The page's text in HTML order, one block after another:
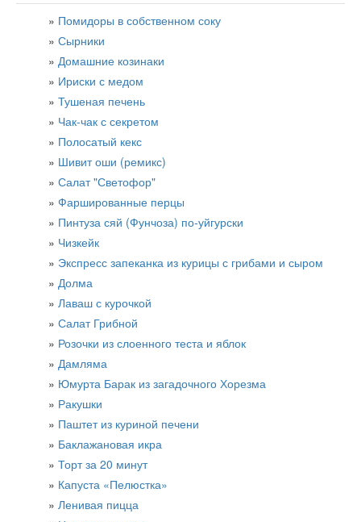
Помидоры в собственном соку
Сырники
Домашние козинаки
Ириски с медом
Тушеная печень
Чак-чак с секретом
Полосатый кекс
Шивит оши (ремикс)
Салат "Светофор"
Фаршированные перцы
Пинтуза сяй (Фунчоза) по-уйгурски
Чизкейк
Экспресс запеканка из курицы с грибами и сыром
Долма
Лаваш с курочкой
Салат Грибной
Розочки из слоенного теста и яблок
Дамляма
Юмурта Барак из загадочного Хорезма
Ракушки
Паштет из куриной печени
Баклажановая икра
Торт за 20 минут
Капуста «Пелюстка»
Ленивая пицца